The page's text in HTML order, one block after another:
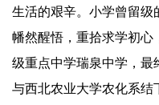
生活的艰辛。小学曾留级
幡然醒悟，重拾求学初心
级重点中学瑞泉中学，最
与西北农业大学农化系结